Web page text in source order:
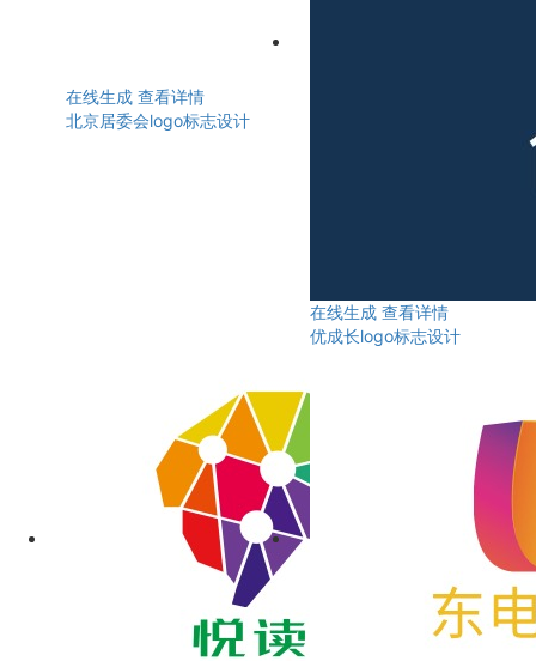
在线生成 查看详情
北京居委会logo标志设计
在线生成 查看详情
优成长logo标志设计